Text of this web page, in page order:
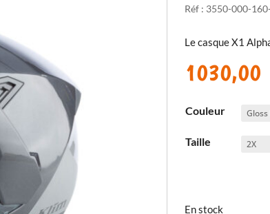
Réf : 3550-000-
Le casque X1
1030,00
Couleur
Taille
En stock